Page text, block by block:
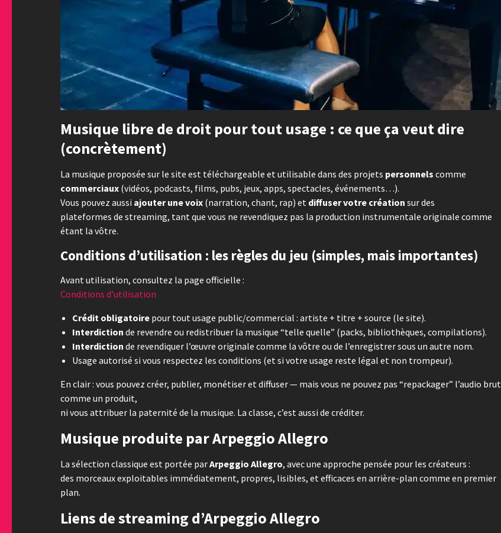
Musique libre de droit pour tout usage : ce que ça veut dire
(concrètement)
La musique proposée sur le site est téléchargeable et utilisable dans des projets personnels comme
commerciaux (vidéos, podcasts, films, pubs, jeux, apps, spectacles, événements…).
Vous pouvez aussi ajouter une voix (narration, chant, rap) et diffuser votre création sur des
plateformes de streaming, tant que vous ne revendiquez pas la production instrumentale originale comme
étant la vôtre.
Conditions d’utilisation : les règles du jeu (simples, mais importantes)
Avant utilisation, consultez la page officielle :
Conditions d’utilisation
Crédit obligatoire pour tout usage public/commercial : artiste + titre + source (le site).
Interdiction de revendre ou redistribuer la musique “telle quelle” (packs, bibliothèques, compilations).
Interdiction de revendiquer l’œuvre originale comme la vôtre ou de l’enregistrer sous un autre nom.
Usage autorisé si vous respectez les conditions (et si votre usage reste légal et non trompeur).
En clair : vous pouvez créer, publier, monétiser et diffuser — mais vous ne pouvez pas “repackager” l’audio brut
comme un produit,
ni vous attribuer la paternité de la musique. La classe, c’est aussi de créditer.
Musique produite par Arpeggio Allegro
La sélection classique est portée parArpeggio Allegro, avec une approche pensée pour les créateurs :
des morceaux exploitables immédiatement, propres, lisibles, et efficaces en arrière-plan comme en premier
plan.
Liens de streaming d’Arpeggio Allegro